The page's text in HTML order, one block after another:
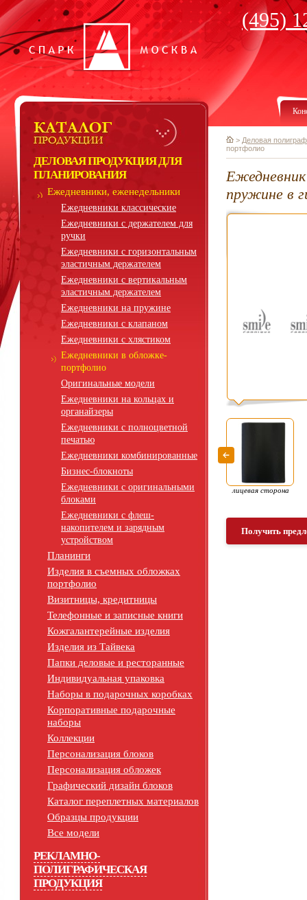
(495)
ДЕЛОВАЯ ПРОДУКЦИЯ ДЛЯ
ПЛАНИРОВАНИЯ
Ежедневники, еженедельники
Ежедневники классические
Ежедневники с держателем для
ручки
Ежедневники с горизонтальным
эластичным держателем
Ежедневники с вертикальным
эластичным держателем
Ежедневники на пружине
Ежедневники с клапаном
Ежедневники с хлястиком
Ежедневники в обложке-
портфолио
Оригинальные модели
Ежедневники на кольцах и
органайзеры
Ежедневники с полноцветной
печатью
Ежедневники комбинированные
Бизнес-блокноты
Ежедневники с оригинальными
блоками
Ежедневники с флеш-
накопителем и зарядным
устройством
Планинги
Изделия в съемных обложках
портфолио
Визитницы, кредитницы
Телефонные и записные книги
Кожгалантерейные изделия
Изделия из Тайвека
Папки деловые и ресторанные
Индивидуальная упаковка
Наборы в подарочных коробках
Корпоративные подарочные
наборы
Коллекции
Персонализация блоков
Персонализация обложек
Графический дизайн блоков
Каталог переплетных материалов
Образцы продукции
Все модели
РЕКЛАМНО-
ПОЛИГРАФИЧЕСКАЯ
ПРОДУКЦИЯ
> Деловая
портфолио
пружине в
лицевая сторона
Получить